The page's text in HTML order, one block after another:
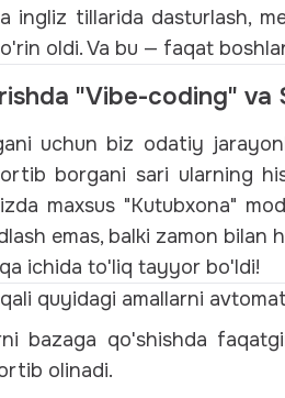
ingliz tillarida dasturlash,
oldi. Va bu — faqat
"Vibe-coding" va
uchun biz odatiy
borgani sari ularning
maxsus "Kutubxona"
emas, balki zamon
ichida to'liq tayyor bo'ldi!
quyidagi amallarni
bazaga qo'shishda
olinadi.